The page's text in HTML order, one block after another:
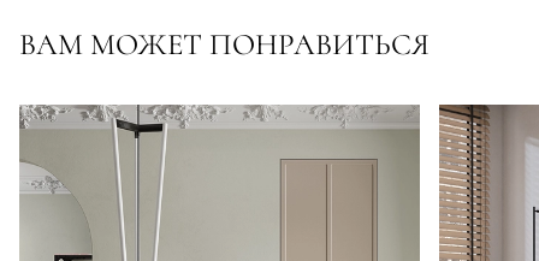
ВАМ МОЖЕТ ПОНРАВИТЬСЯ